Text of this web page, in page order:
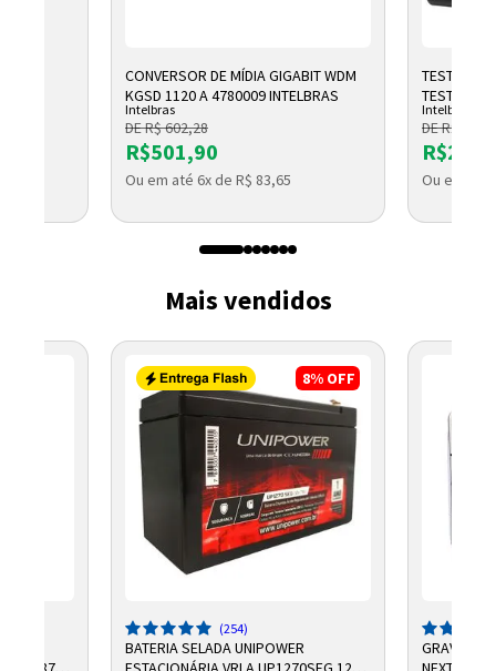
CONVERSOR DE MÍDIA GIGABIT WDM
KGSD 1120 A 4780009 INTELBRAS
Intelbras
DE R$ 602,28
R$501,90
Ou em até 6x de R$ 83,65
TESTADOR
TESTER
Intelbras
DE R$
Ou em até
Mais vendidos
8% OFF
(254)
BATERIA SELADA UNIPOWER